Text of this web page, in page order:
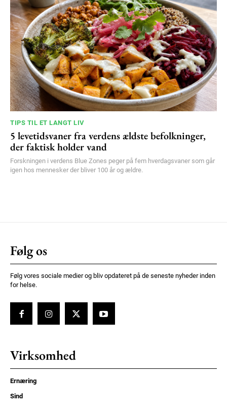
TIPS TIL ET LANGT LIV
5 levetidsvaner fra verdens ældste befolkninger,
der faktisk holder vand
Forskningen i verdens Blue Zones peger på fem hverdagsvaner som går
igen hos mennesker der bliver 100 år og ældre.
Følg os
Følg vores sociale medier og bliv opdateret på de seneste nyheder inden
for helse.
Virksomhed
Ernæring
Sind